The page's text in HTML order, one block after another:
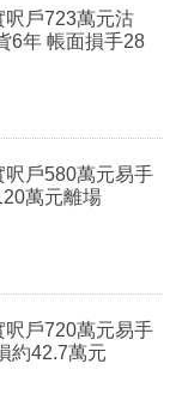
呎戶723萬元沽
年 帳面損手28
呎戶580萬元易手
萬元離場
呎戶720萬元易手
約42.7萬元